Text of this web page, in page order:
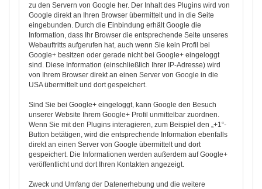
zu den Servern von Google her. Der Inhalt des Plugins wird von
Google direkt an Ihren Browser übermittelt und in die Seite
eingebunden. Durch die Einbindung erhält Google die
Information, dass Ihr Browser die entsprechende Seite unseres
Webauftritts aufgerufen hat, auch wenn Sie kein Profil bei
Google+ besitzen oder gerade nicht bei Google+ eingeloggt
sind. Diese Information (einschließlich Ihrer IP-Adresse) wird
von Ihrem Browser direkt an einen Server von Google in die
USA übermittelt und dort gespeichert.
Sind Sie bei Google+ eingeloggt, kann Google den Besuch
unserer Website Ihrem Google+ Profil unmittelbar zuordnen.
Wenn Sie mit den Plugins interagieren, zum Beispiel den „+1“-
Button betätigen, wird die entsprechende Information ebenfalls
direkt an einen Server von Google übermittelt und dort
gespeichert. Die Informationen werden außerdem auf Google+
veröffentlicht und dort Ihren Kontakten angezeigt.
Zweck und Umfang der Datenerhebung und die weitere